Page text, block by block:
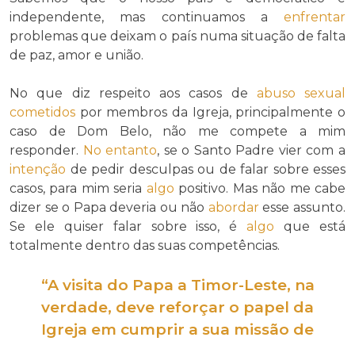
independente, mas continuamos a enfrentar
problemas que deixam o país numa situação de falta
de paz, amor e união.
No que diz respeito aos casos de abuso sexual
cometidos por membros da Igreja, principalmente o
caso de Dom Belo, não me compete a mim
responder. No entanto, se o Santo Padre vier com a
intenção de pedir desculpas ou de falar sobre esses
casos, para mim seria algo positivo. Mas não me cabe
dizer se o Papa deveria ou não abordaresse assunto.
Se ele quiser falar sobre isso, éalgo que está
totalmente dentro das suas competências.
“A visita do Papa a Timor-Leste, na
verdade, deve reforçar o papel da
Igreja em cumprir a sua missão de